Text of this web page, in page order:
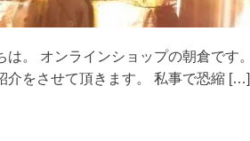
は。 オンラインショップの朝倉で
介をさせて頂きます。 私事で恐縮 […]